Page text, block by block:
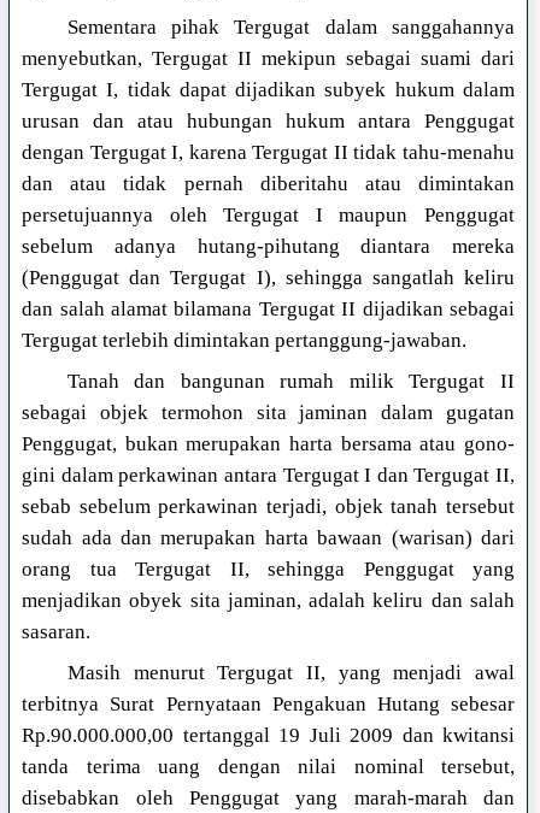
Sementara pihak Tergugat dalam sanggahannya
menyebutkan, Tergugat II mekipun sebagai suami dari
Tergugat I, tidak dapat dijadikan subyek hukum dalam
urusan dan atau hubungan hukum antara Penggugat
dengan Tergugat I, karena Tergugat II tidak tahu-menahu
dan atau tidak pernah diberitahu atau dimintakan
persetujuannya oleh Tergugat I maupun Penggugat
sebelum adanya hutang-pihutang diantara mereka
(Penggugat dan Tergugat I), sehingga sangatlah keliru
dan salah alamat bilamana Tergugat II dijadikan sebagai
Tergugat terlebih dimintakan pertanggung-jawaban.
Tanah dan bangunan rumah milik Tergugat II
sebagai objek termohon sita jaminan dalam gugatan
Penggugat, bukan merupakan harta bersama atau gono-
gini dalam perkawinan antara Tergugat I dan Tergugat II,
sebab sebelum perkawinan terjadi, objek tanah tersebut
sudah ada dan merupakan harta bawaan (warisan) dari
orang tua Tergugat II, sehingga Penggugat yang
menjadikan obyek sita jaminan, adalah keliru dan salah
sasaran.
Masih menurut Tergugat II, yang menjadi awal
terbitnya Surat Pernyataan Pengakuan Hutang sebesar
Rp.90.000.000,00 tertanggal 19 Juli 2009 dan kwitansi
tanda terima uang dengan nilai nominal tersebut,
disebabkan oleh Penggugat yang marah-marah dan